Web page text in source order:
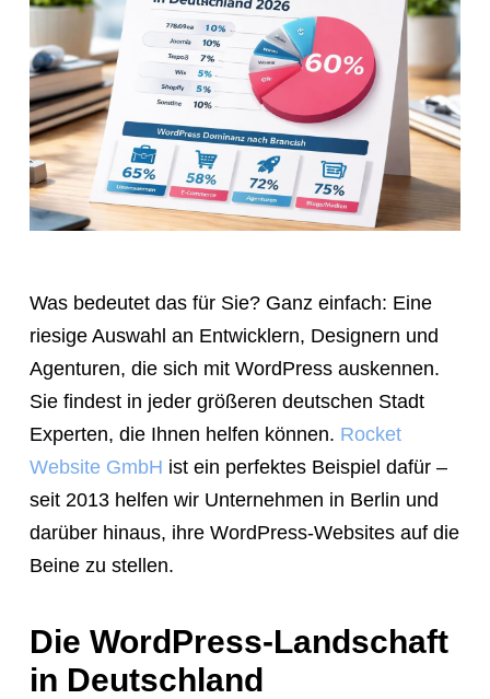
Was bedeutet das für Sie? Ganz einfach: Eine
riesige Auswahl an Entwicklern, Designern und
Agenturen, die sich mit WordPress auskennen.
Sie findest in jeder größeren deutschen Stadt
Experten, die Ihnen helfen können. Rocket
Website GmbH ist ein perfektes Beispiel dafür –
seit 2013 helfen wir Unternehmen in Berlin und
darüber hinaus, ihre WordPress-Websites auf die
Beine zu stellen.
Die WordPress-Landschaft
in Deutschland